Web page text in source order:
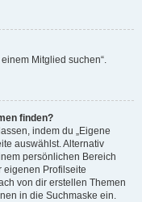
Mitglied suchen“.
finden?
indem du „Eigene
auswählst. Alternativ
persönlichen Bereich
eigenen Profilseite
von dir erstellen Themen
in die Suchmaske ein.